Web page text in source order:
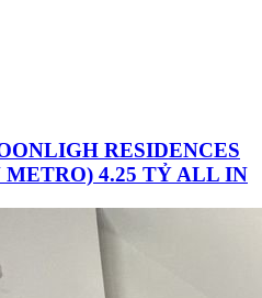
RESIDENCES
METRO) 4.25 TỶ ALL IN